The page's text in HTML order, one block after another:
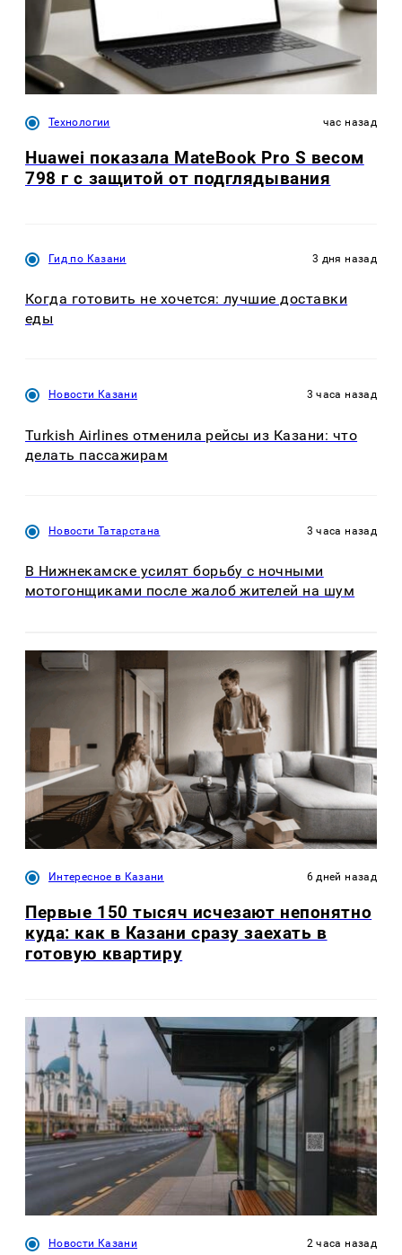
Технологии час назад
Huawei показала MateBook Pro S весом
798 г с защитой от подглядывания
Гид по Казани 3 дня назад
Когда готовить не хочется: лучшие доставки
еды
Новости Казани 3 часа назад
Turkish Airlines отменила рейсы из Казани: что
делать пассажирам
Новости Татарстана 3 часа назад
В Нижнекамске усилят борьбу с ночными
мотогонщиками после жалоб жителей на шум
Интересное в Казани 6 дней назад
Первые 150 тысяч исчезают непонятно
куда: как в Казани сразу заехать в
готовую квартиру
Новости Казани 2 часа назад